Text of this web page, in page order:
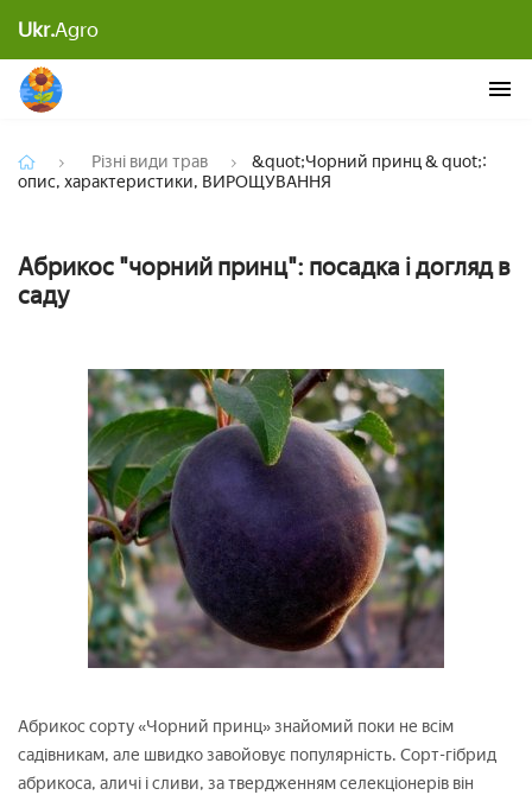
Ukr.Agroхарактеристики, ВИРОЩУВАННЯ
Різні види трав
&quot;Чорний принц & quot;:
опис, характеристики, ВИРОЩУВАННЯ
Абрикос "чорний принц": посадка і догляд в
саду
Абрикос сорту «Чорний принц» знайомий поки не всім
садівникам, але швидко завойовує популярність. Сорт-гібрид
абрикоса, аличі і сливи, за твердженням селекціонерів він